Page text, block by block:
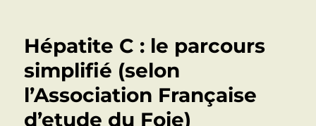
Hépatite C : le parcours
simplifié (selon
l’Association Française
d’etude du Foie)